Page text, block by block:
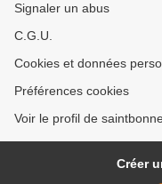
Signaler un abus
C.G.U.
Cookies et données
Préférences cookies
Voir le profil de
Créer